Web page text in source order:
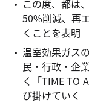
この度、都は
50%削減、再
くことを表明
温室効果ガス
民・行政・企
く「TIME TO
び掛けていく